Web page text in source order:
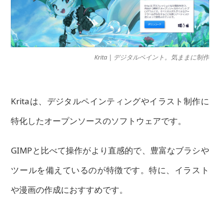
Krita | デジタルペイント。気ままに制作
Kritaは、デジタルペインティングやイラスト制作に
特化したオープンソースのソフトウェアです。
GIMPと比べて操作がより直感的で、豊富なブラシや
ツールを備えているのが特徴です。特に、イラスト
や漫画の作成におすすめです。